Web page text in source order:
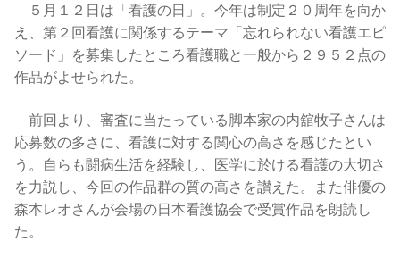
５月１２日は「看護の日」。今年は制定２０周年を向か
え、第２回看護に関係するテーマ「忘れられない看護エピ
ソード」を募集したところ看護職と一般から２９５２点の
作品がよせられた。
前回より、審査に当たっている脚本家の内舘牧子さんは
応募数の多さに、看護に対する関心の高さを感じたとい
う。自らも闘病生活を経験し、医学に於ける看護の大切さ
を力説し、今回の作品群の質の高さを讃えた。また俳優の
森本レオさんが会場の日本看護協会で受賞作品を朗読し
た。